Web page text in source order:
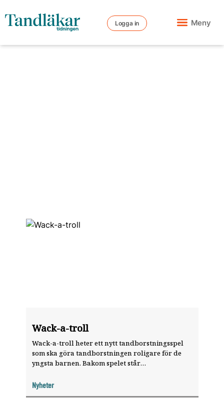
Logga in Meny
Wack-a-troll
Wack-a-troll heter ett nytt tandborstningsspel
som ska göra tandborstningen roligare för de
yngsta barnen. Bakom spelet står
Nyheter